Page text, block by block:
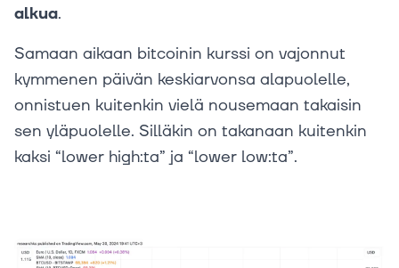
alkua.
Samaan aikaan bitcoinin kurssi on vajonnut
kymmenen päivän keskiarvonsa alapuolelle,
onnistuen kuitenkin vielä nousemaan takaisin
sen yläpuolelle. Silläkin on takanaan kuitenkin
kaksi “lower high:ta” ja “lower low:ta”.